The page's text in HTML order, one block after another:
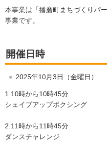
本事業は「播磨町まちづくりパ
事業です。
開催日時
2025年10月3日（金曜日）
1.10時から10時45分
シェイプアップボクシング
2.11時から11時45分
ダンスチャレンジ